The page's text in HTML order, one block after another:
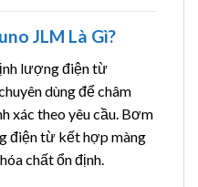
JLM Là Gì?
lượng điện từ
dùng để châm
xác theo yêu cầu. Bơm
điện từ kết hợp màng
chất ổn định.